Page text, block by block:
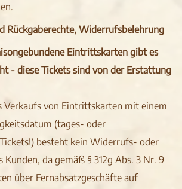
Rückgaberechte, Widerrufsbelehrung
Eintrittskarten gibt es
- diese Tickets sind von der Erstattung
Verkaufs von Eintrittskarten mit einem
(tages- oder
besteht kein Widerrufs- oder
Kunden, da gemäß § 312g Abs. 3 Nr. 9
über Fernabsatzgeschäfte auf